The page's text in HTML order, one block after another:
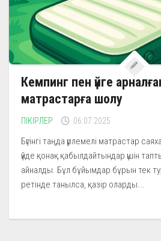
Кемпинг пен үйге
матрастарға шолу
ПІКІРЛЕР 06.07.2025
Бүгінгі таңда үрлемелі матрастар
үйде қонақ қабылдайтындар үшін
айналды. Бұл бұйымдар бұрын тек
ретінде танылса, қазір оларды...